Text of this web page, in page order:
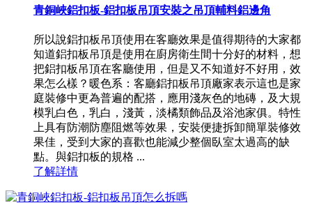
青銅峽鋁扣板-鋁扣板吊頂安裝之吊頂輔料鋁邊角
所以說鋁扣板吊頂使用在客廳效果是值得期待的大家都
知道鋁扣板吊頂是使用在廚房衛生間十分好的材料，想
把鋁扣板吊頂在客廳使用，但是又不知道好不好用，效
果怎么樣？暖色系：客廳鋁扣板吊頂廠家表示這也是家
庭裝修中更為普遍的配搭，應用淺灰色的地磚，及大規
模乳白色，乳白，淺黃，淡橘類飾品及浴池家俱。特性
上具有防潮防塵阻燃等效果，安裝便捷拆卸簡單裝修效
果佳，受到大家的喜歡也能減少整個臥室太過高的缺
點。與鋁扣板的規格 ...
了解詳情